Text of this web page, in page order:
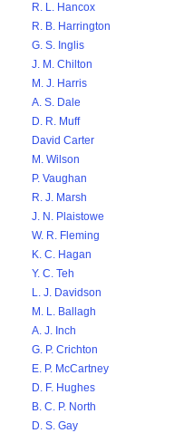
R. L. Hancox
R. B. Harrington
G. S. Inglis
J. M. Chilton
M. J. Harris
A. S. Dale
D. R. Muff
David Carter
M. Wilson
P. Vaughan
R. J. Marsh
J. N. Plaistowe
W. R. Fleming
K. C. Hagan
Y. C. Teh
L. J. Davidson
M. L. Ballagh
A. J. Inch
G. P. Crichton
E. P. McCartney
D. F. Hughes
B. C. P. North
D. S. Gay